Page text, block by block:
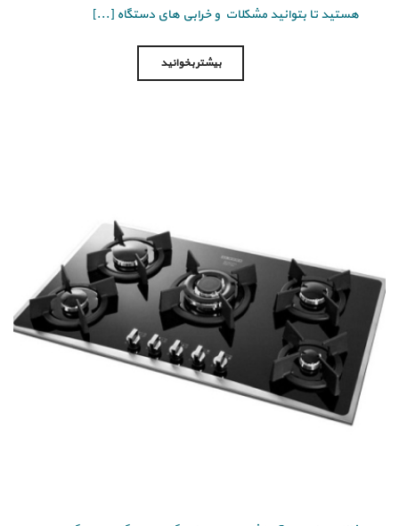
هستید تا بتوانید مشکلات و خرابی های دستگاه [...]
بیشتر بخوانید